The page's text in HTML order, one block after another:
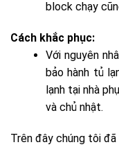
block chạy
Cách khắc phục:
Với nguyên
bảo hành tủ
lạnh tại nhà
và chủ nhật.
Trên đây chúng tôi